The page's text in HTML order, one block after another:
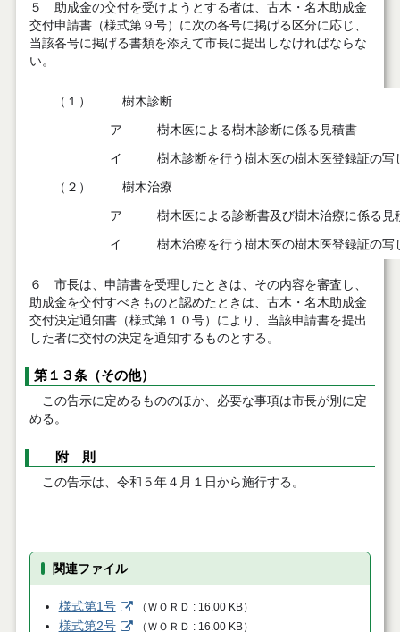
５ 助成金の交付を受けようとする者は、古木・名木助成金
交付申請書（様式第９号）に次の各号に掲げる区分に応じ、
当該各号に掲げる書類を添えて市長に提出しなければならな
い。
（１） 樹木診断
ア 樹木医による樹木診断に係る見積書
イ 樹木診断を行う樹木医の樹木医登録証の写
（２） 樹木治療
ア 樹木医による診断書及び樹木治療に係る見
イ 樹木治療を行う樹木医の樹木医登録証の写
６ 市長は、申請書を受理したときは、その内容を審査し、
助成金を交付すべきものと認めたときは、古木・名木助成金
交付決定通知書（様式第１０号）により、当該申請書を提出
した者に交付の決定を通知するものとする。
第１３条（その他）
この告示に定めるもののほか、必要な事項は市長が別に定
める。
附 則
この告示は、令和５年４月１日から施行する。
関連ファイル
様式第1号 （ ＷＯＲＤ 16.00 KB）
様式第2号 （ ＷＯＲＤ 16.00 KB）